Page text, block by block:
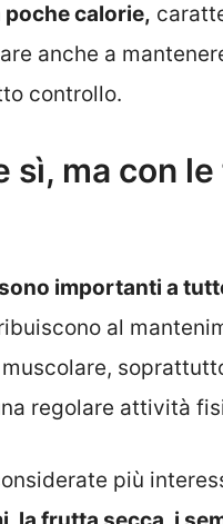
calorie,
anche a
controllo.
sì, ma con
importanti a
al
regolare attività
più